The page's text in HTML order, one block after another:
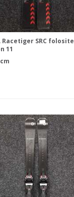
Racetiger SRC
11